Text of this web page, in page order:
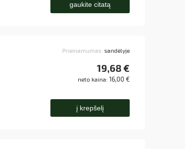
gaukite citatą
Prieinamumas: sandėlyje
19,68 €
neto kaina: 16,00 €
į krepšelį